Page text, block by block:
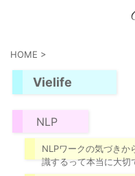
HOME >
Vielife
NLP
NLPワークの気づきか
識するって本当に大切